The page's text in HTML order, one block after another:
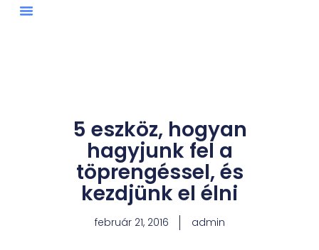
5 eszköz, hogyan
hagyjunk fel a
töprengéssel, és
kezdjünk el élni
február 21, 2016 admin